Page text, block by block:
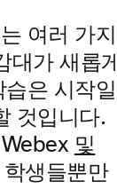
여러 가지
가 새롭게
은 시작일
것입니다.
및
생들뿐만